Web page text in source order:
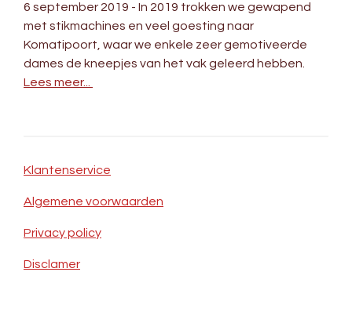
6 september 2019 - In 2019 trokken we gewapend
met stikmachines en veel goesting naar
Komatipoort, waar we enkele zeer gemotiveerde
dames de kneepjes van het vak geleerd hebben.
Lees meer...
Klantenservice
Algemene voorwaarden
Privacy policy
Disclamer